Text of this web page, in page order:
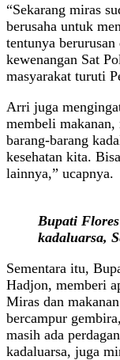
“Sekarang miras
berusaha untuk
tentunya
kewenangan Sat
masyarakat turuti
Arri juga
membeli makanan,
barang-barang
kesehatan kita.
lainnya,” ucapnya.
Bupati
kadaluarsa,
Sementara itu,
Hadjon, memberi
Miras dan
bercampur
masih ada
kadaluarsa, juga